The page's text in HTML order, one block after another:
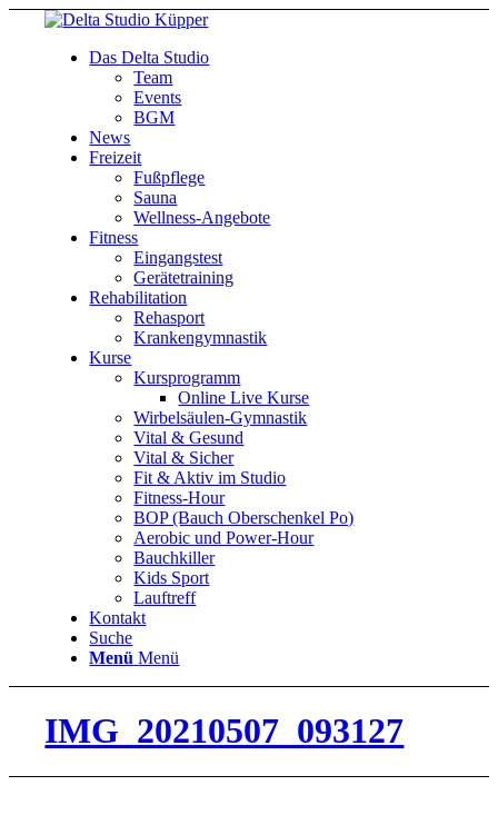
Das Delta Studio
Team
Events
BGM
News
Freizeit
Fußpflege
Sauna
Wellness-Angebote
Fitness
Eingangstest
Gerätetraining
Rehabilitation
Rehasport
Krankengymnastik
Kurse
Kursprogramm
Online Live Kurse
Wirbelsäulen-Gymnastik
Vital & Gesund
Vital & Sicher
Fit & Aktiv im Studio
Fitness-Hour
BOP (Bauch Oberschenkel Po)
Aerobic und Power-Hour
Bauchkiller
Kids Sport
Lauftreff
Kontakt
Suche
Menü Menü
IMG_20210507_093127